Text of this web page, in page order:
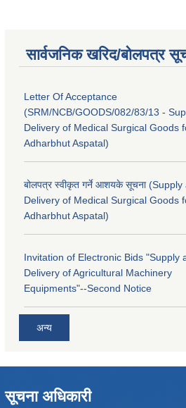
सार्वजनिक खरिद/बोलपत्र
Letter Of Acceptance
(SRM/NCB/GOODS/082/83/13 -
Delivery of Medical Surgical Goods
Adharbhut Aspatal)
बोलपत्र स्वीकृत गर्ने आशयके सूचना (Supply
Delivery of Medical Surgical Goods
Adharbhut Aspatal)
Invitation of Electronic Bids "Supply
Delivery of Agricultural Machinery
Equipments"--Second Notice
अन्य
सूचना अधिकारी